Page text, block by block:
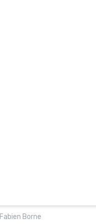
Fabien Borne